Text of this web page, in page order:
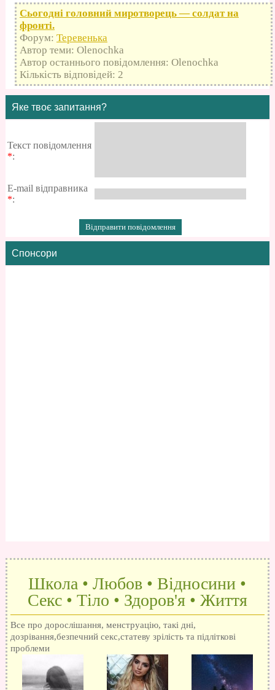
Сьогодні головний миротворець — солдат на
фронті.
Форум: Теревенька
Автор теми: Olenochka
Автор останнього повідомлення: Olenochka
Кількість відповідей: 2
Яке твоє запитання?
Текст повідомлення
*:
E-mail відправника
*:
Спонсори
Школа • Любов • Відносини •
Секс • Тіло • Здоров'я • Життя
Все про дорослішання, менструацію, такі дні,
дозрівання,безпечний секс,статеву зрілість та підліткові
проблеми